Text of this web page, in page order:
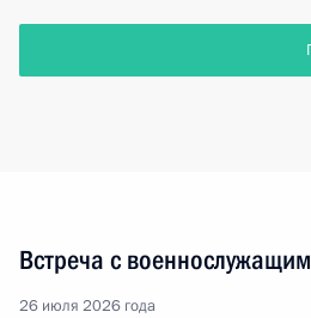
Встреча с
26 июля 2026 года